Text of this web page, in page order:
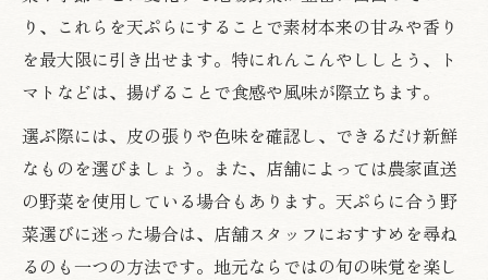
り、これらを天ぷらにすることで素材本来の甘みや香り
を最大限に引き出せます。特にれんこんやししとう、ト
マトなどは、揚げることで食感や風味が際立ちます。
選ぶ際には、皮の張りや色味を確認し、できるだけ新鮮
なものを選びましょう。また、店舗によっては農家直送
の野菜を使用している場合もあります。天ぷらに合う野
菜選びに迷った場合は、店舗スタッフにおすすめを尋ね
るのも一つの方法です。地元ならではの旬の味覚を楽し